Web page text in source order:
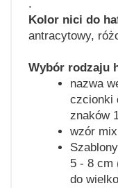
.
Kolor nici do
antracytowy,
Wybór rodzaju
nazwa
czcionki
znaków
wzór
5 - 8 cm
do